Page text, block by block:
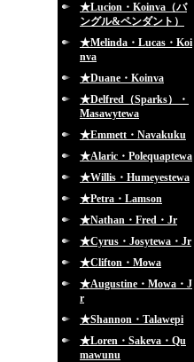
★Lucion・Koinva（バ
ングル&ペンダント）
★Melinda・Lucas・Koi
nva
★Duane・Koinva
★Delfred（Sparks）・
Masawytewa
★Emmett・Navakuku
★Alaric・Polequaptewa
★Willis・Humeyestewa
★Petra・Lamson
★Nathan・Fred・Jr
★Cyrus・Josytewa・Jr
★Clifton・Mowa
★Augustine・Mowa・J
r
★Shannon・Talawepi
★Loren・Sakeva・Qu
mawunu